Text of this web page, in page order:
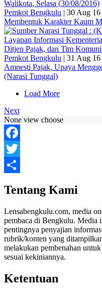
Pemkot Bengkulu | 30 Aug 16
Membentuk Karakter Kaum
Pemkot Bengkulu | 31 Aug 16
Amnesti Pajak, Upaya
(Narasi Tunggal)
Load More
Next
None view choose
Facebook
Twitter
Tentang Kami
Lensabengkulu.com, media
pembaca di Bengkulu. Media
pentingnya penyajian
rubrik/konten yang
melakukan pembenahan
sesuai kekiniannya.
Ketentuan